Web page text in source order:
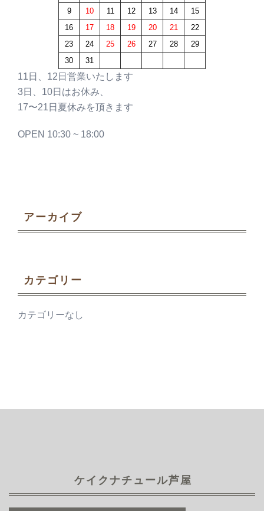
9 10 11 12 13 14
15
16
17 18 19 20 21
22
23
24 25 26 27 28
29
30
31
11日、12日営業いたします
3日、10日はお休み、
17〜21日夏休みを頂きます
OPEN 10:30 ~ 18:00
アーカイブ
カテゴリー
カテゴリーなし
ケイクナチュール芦屋